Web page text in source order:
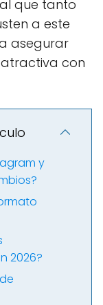
que tanto
a este
asegurar
con
y
2026?